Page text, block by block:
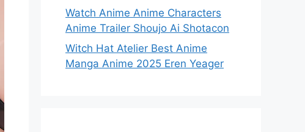
Watch Anime Anime Characters
Anime Trailer Shoujo Ai Shotacon
Witch Hat Atelier Best Anime
Manga Anime 2025 Eren Yeager